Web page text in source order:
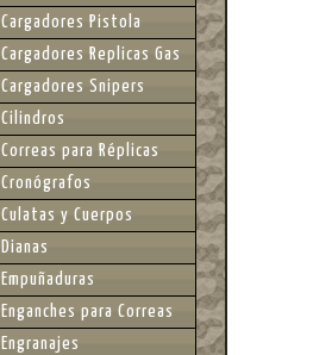
Cargadores Pistola
Cargadores Replicas Gas
Cargadores Snipers
Cilindros
Correas para Réplicas
Cronógrafos
Culatas y Cuerpos
Dianas
Empuñaduras
Enganches para Correas
Engranajes